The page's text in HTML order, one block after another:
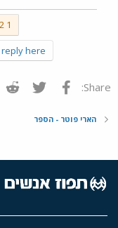
1 of 2
here.
Share: פייסבוק Twitter
הארי פוטר - הספר